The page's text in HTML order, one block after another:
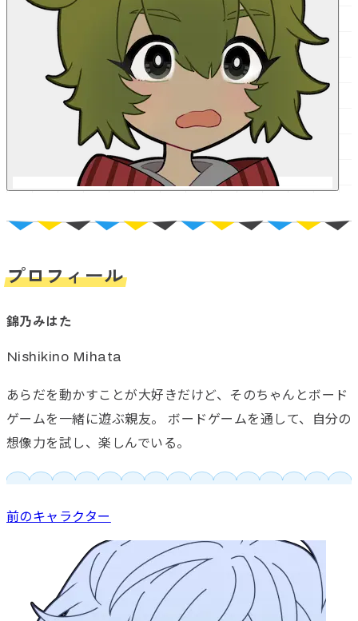
プロフィール
錦乃みはた
Nishikino Mihata
あらだを動かすことが大好きだけど、そのちゃんとボード
ゲームを一緒に遊ぶ親友。 ボードゲームを通して、自分の
想像力を試し、楽しんでいる。
前のキャラクター